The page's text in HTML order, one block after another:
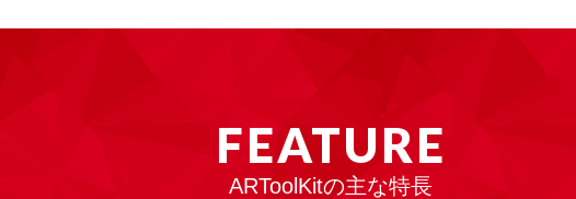
FEATURE
ARToolKitの主な特長